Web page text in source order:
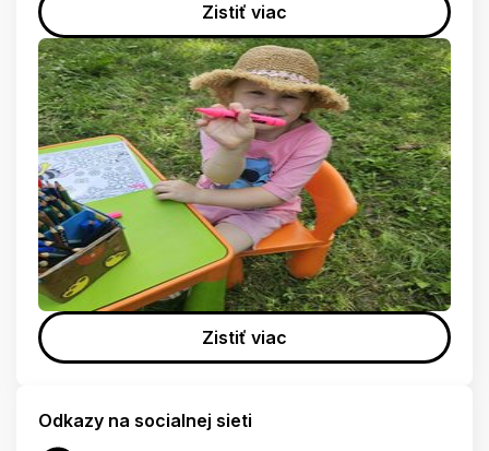
Zistiť viac
Zistiť viac
Odkazy na socialnej sieti